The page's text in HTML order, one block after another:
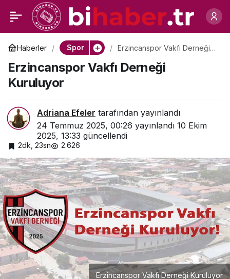
Haberler Spor
Erzincanspor Vakfı Derneği
Erzincanspor Vakfı Derneği
Kuruluyor
Adriana Efeler tarafından yayınlandı
24 Temmuz 2025, 00:26 yayınlandı 10 Ekim
2025, 13:33 güncellendi
2dk, 23sn 2.626
Erzincanspor Vakfı Derneği Kuruluyor
Belek’te Zafer Martin
Couvra’nın
0 Paylaş